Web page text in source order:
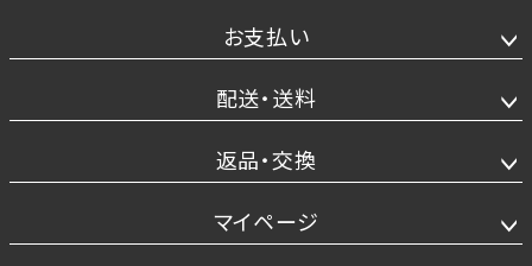
お支払い
配送・送料
返品・交換
マイページ